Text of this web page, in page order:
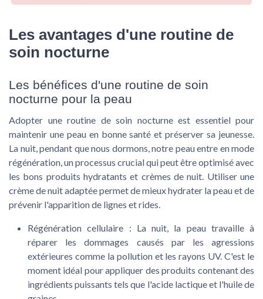
Les avantages d'une routine de
soin nocturne
Les bénéfices d'une routine de soin
nocturne pour la peau
Adopter une routine de soin nocturneest essentiel pour
maintenir une peau en bonne santé et préserver sa jeunesse.
La nuit, pendant que nous dormons, notre peau entre en mode
régénération, un processus crucial qui peut être optimisé avec
les bons produits hydratants et crèmes de nuit. Utiliser une
crème de nuitadaptée permet de mieux hydrater la peau et de
prévenir l'apparition de lignes et rides.
Régénération cellulaire : La nuit, la peau travaille à
réparer les dommages causés par les agressions
extérieures comme la pollution et les rayons UV. C'est le
moment idéal pour appliquer des produits contenant des
ingrédients puissants tels que l'acide lactiqueet l'huile de